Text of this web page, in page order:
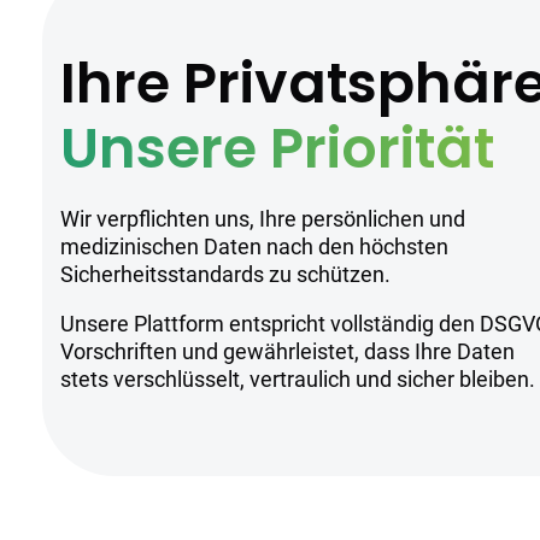
Ihre
Unsere Priorität
Wir verpflichten uns, Ihre persönlichen und
medizinischen Daten nach den höchsten
Sicherheitsstandards zu schützen.
Unsere Plattform entspricht vollständig den
Vorschriften und gewährleistet, dass Ihre Daten
stets verschlüsselt, vertraulich und sicher bleiben.